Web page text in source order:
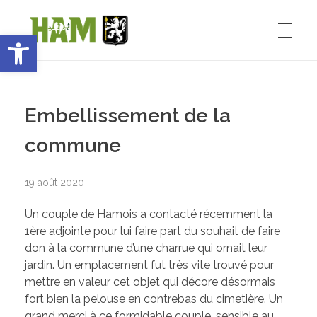
Ouvrir la barre d’outils
Ham-sous-Varsberg
Inventons le HAM de demain
Le Maire : Edmond Bettinger
Le conseil Municipal
Embellissement de la
commune
19 août 2020
Un couple de Hamois a contacté récemment la
1ère adjointe pour lui faire part du souhait de faire
don à la commune d’une charrue qui ornait leur
jardin. Un emplacement fut très vite trouvé pour
mettre en valeur cet objet qui décore désormais
fort bien la pelouse en contrebas du cimetière. Un